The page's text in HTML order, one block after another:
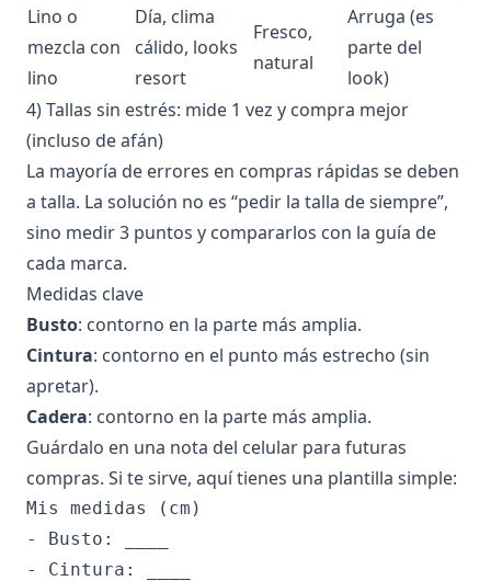
Lino o
mezcla con
lino
Día, clima
cálido, looks
resort
Fresco,
natural
Arruga (es
parte del
look)
4) Tallas sin estrés: mide 1 vez y compra mejor
(incluso de afán)
La mayoría de errores en compras rápidas se deben
a talla. La solución no es “pedir la talla de siempre”,
sino medir 3 puntos y compararlos con la guía de
cada marca.
Medidas clave
Busto: contorno en la parte más amplia.
Cintura: contorno en el punto más estrecho (sin
apretar).
Cadera: contorno en la parte más amplia.
Guárdalo en una nota del celular para futuras
compras. Si te sirve, aquí tienes una plantilla simple:
Mis medidas (cm)
- Busto: ____
- Cintura: ____